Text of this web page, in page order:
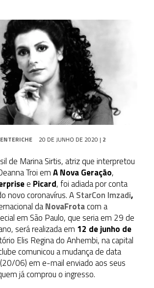
20 DE JUNHO DE 2020 | 2
de Marina Sirtis, atriz que interpretou
Troi emA Nova Geração,
e Picard, foi adiada por conta
novo coronavírus. AStarCon Imzadi,
daNovaFrotacom a
em São Paulo, que seria em 29 de
será realizada em 12 de junho de
Elis Regina do Anhembi, na capital
comunicou a mudança de data
06) em e-mail enviado aos seus
já comprou o ingresso.